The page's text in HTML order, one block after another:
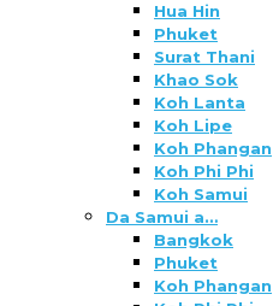
Hua Hin
Phuket
Surat Thani
Khao Sok
Koh Lanta
Koh Lipe
Koh Phangan
Koh Phi Phi
Koh Samui
Da Samui a…
Bangkok
Phuket
Koh Phangan